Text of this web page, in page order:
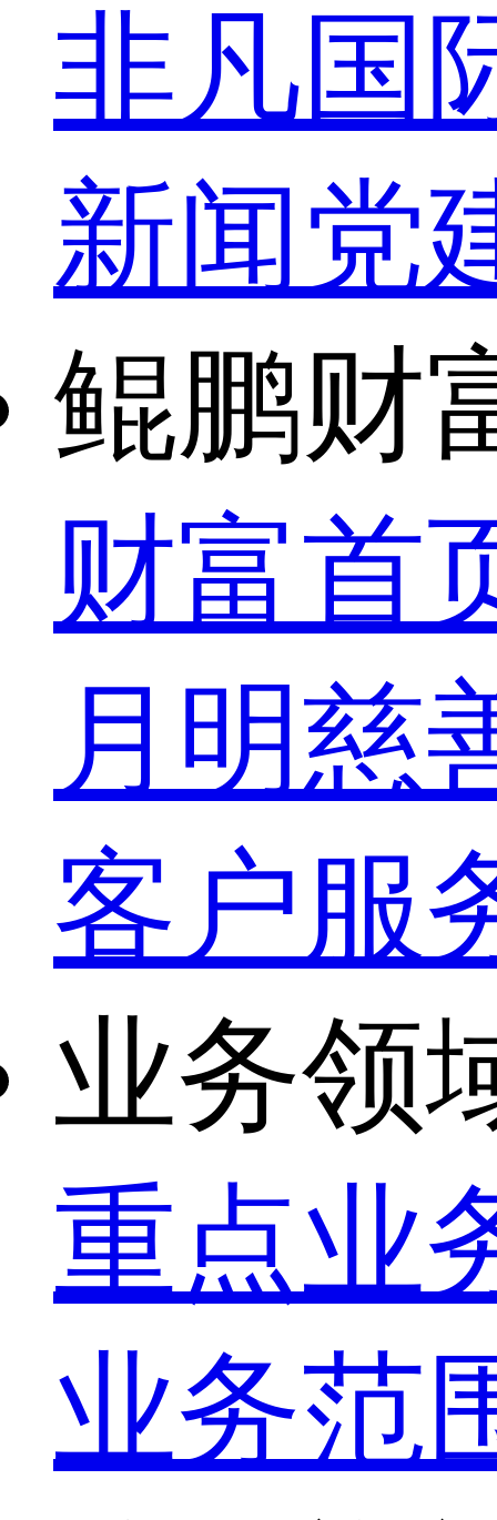
非凡国
新闻 党
鲲鹏财
财富首
月明慈
客户服
业务领
重点业
业务范